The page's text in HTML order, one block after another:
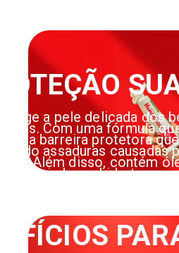
a pele delicada dos
Com uma fórmula
uma barreira protetora
assaduras
Além disso, contém
que ajudam a hidratar e